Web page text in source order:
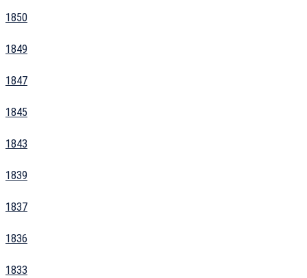
1850
1849
1847
1845
1843
1839
1837
1836
1833